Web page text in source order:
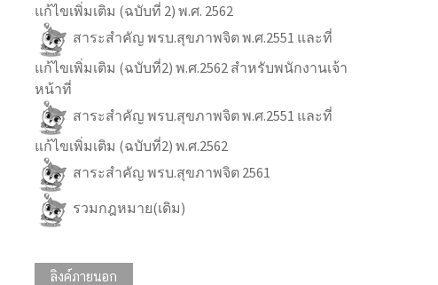
แก้ไขเพิ่มเติม (ฉบับที่ 2) พ.ศ. 2562
สาระสำคัญ พรบ.สุขภาพจิต พ.ศ.2551 และที่
แก้ไขเพิ่มเติม (ฉบับที่2) พ.ศ.2562 สำหรับพนักงานเจ้า
หน้าที่
สาระสำคัญ พรบ.สุขภาพจิต พ.ศ.2551 และที่
แก้ไขเพิ่มเติม (ฉบับที่2) พ.ศ.2562
สาระสำคัญ พรบ.สุขภาพจิต 2561
รวมกฎหมาย(เดิม)
ลิงค์ภายนอก